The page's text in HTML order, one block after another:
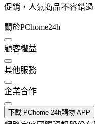
促銷，人氣商品不容錯過
關於PChome24h
顧客權益
其他服務
企業合作
下載 PChome 24h購物 APP